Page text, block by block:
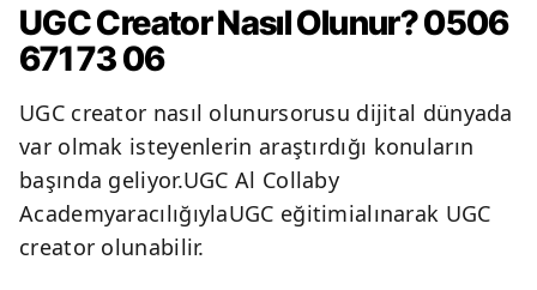
UGC Creator Nasıl Olunur? 0506
671 73 06
UGC creator nasıl olunursorusu dijital dünyada
var olmak isteyenlerin araştırdığı konuların
başında geliyor.UGC Al Collaby
AcademyaracılığıylaUGC eğitimialınarak UGC
creator olunabilir.